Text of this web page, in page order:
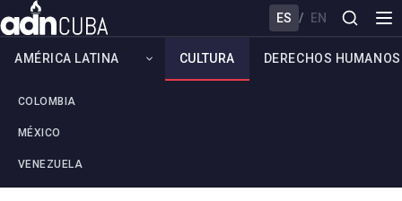
ES / EN
AMÉRICA LATINA
COLOMBIA
MÉXICO
VENEZUELA
CULTURA DERECHOS HUMANOS